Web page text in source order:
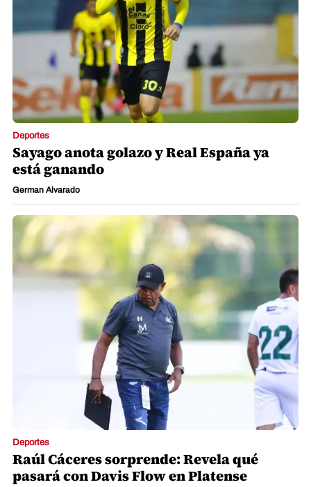
Deportes
Sayago anota golazo y Real España ya
está ganando
German Alvarado
Deportes
Raúl Cáceres sorprende: Revela qué
pasará con Davis Flow en Platense